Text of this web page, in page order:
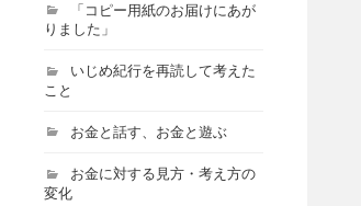
「コピー用紙のお届けにあが
りました」
いじめ紀行を再読して考えた
こと
お金と話す、お金と遊ぶ
お金に対する見方・考え方の
変化